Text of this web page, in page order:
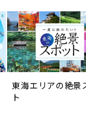
東海エリアの絶景
ト